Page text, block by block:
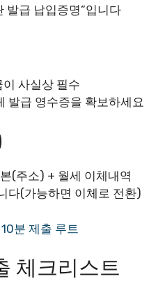
발급 납입증명”입니다
사실상 필수
발급 영수증을 확보하세요
(주소) + 월세 이체내역
다(가능하면 이체로 전환)
분 제출 루트
체크리스트